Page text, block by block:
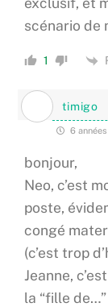
scénario de
1
timigo
6
bonjour,
Neo, c’est
poste,
congé
(c’est trop
Jeanne,
la “fille